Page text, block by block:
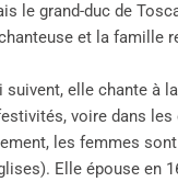
le grand-duc de
et la famille
suivent, elle chante à
voire dans les
les femmes
Elle épouse en